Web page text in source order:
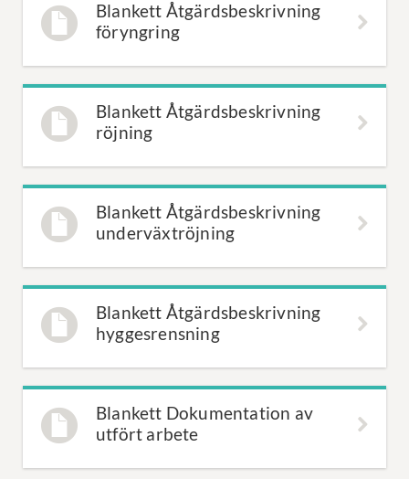
Blankett Åtgärdsbeskrivning
föryngring
Blankett Åtgärdsbeskrivning
röjning
Blankett Åtgärdsbeskrivning
underväxtröjning
Blankett Åtgärdsbeskrivning
hyggesrensning
Blankett Dokumentation av
utfört arbete